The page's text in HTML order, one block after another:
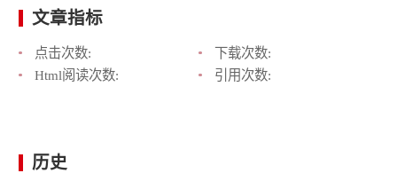
文章指标
点击次数:
下载次数:
Html阅读次数:
引用次数:
历史